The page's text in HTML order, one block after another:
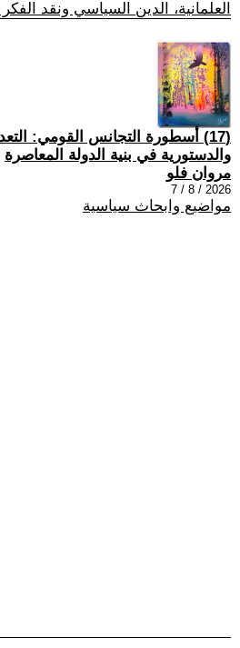
العلمانية، الدين السياسي ونقد الفكر
(17) أسطورة التجانس القومي:
والدستورية في بنية الدولة المعاصرة
مروان فلو
2026 / 8 / 7
مواضيع وابحاث سياسية